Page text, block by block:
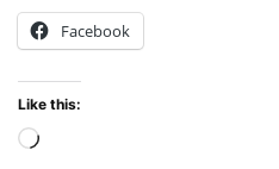
Facebook
Like this: